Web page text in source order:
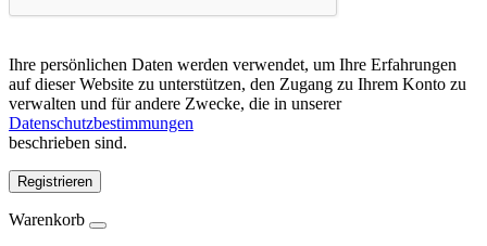
Ihre persönlichen Daten werden verwendet, um Ihre Erfahrungen
auf dieser Website zu unterstützen, den Zugang zu Ihrem Konto zu
verwalten und für andere Zwecke, die in unserer
Datenschutzbestimmungen
beschrieben sind.
Registrieren
Warenkorb